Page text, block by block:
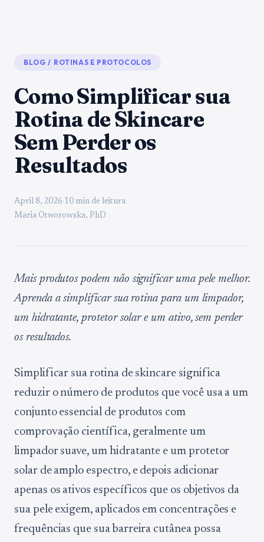
BLOG / ROTINAS E PROTOCOLOS
Como Simplificar sua
Rotina de Skincare
Sem Perder os
Resultados
April 8, 2026· 10 min de leitura
Maria Otworowska, PhD
Mais produtos podem não significar uma pele melhor.
Aprenda a simplificar sua rotina para um limpador,
um hidratante, protetor solar e um ativo, sem perder
os resultados.
Simplificar sua rotina de skincare significa
reduzir o número de produtos que você usa a um
conjunto essencial de produtos com
comprovação científica, geralmente um
limpador suave, um hidratante e um protetor
solar de amplo espectro, e depois adicionar
apenas os ativos específicos que os objetivos da
sua pele exigem, aplicados em concentrações e
frequências que sua barreira cutânea possa